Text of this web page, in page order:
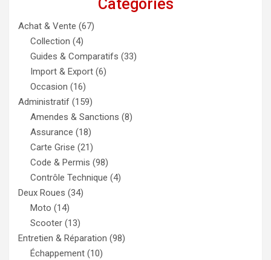
Catégories
Achat & Vente (67)
Collection (4)
Guides & Comparatifs (33)
Import & Export (6)
Occasion (16)
Administratif (159)
Amendes & Sanctions (8)
Assurance (18)
Carte Grise (21)
Code & Permis (98)
Contrôle Technique (4)
Deux Roues (34)
Moto (14)
Scooter (13)
Entretien & Réparation (98)
Échappement (10)